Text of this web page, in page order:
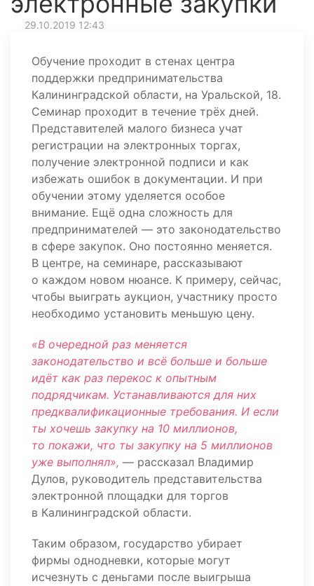
29.10.2019 12:43
Обучение проходит в стенах центра
поддержки предпринимательства
Калининградской области, на Уральской, 18.
Семинар проходит в течение трёх дней.
Представителей малого бизнеса учат
регистрации на электронных торгах,
получение электронной подписи и как
избежать ошибок в документации. И при
обучении этому уделяется особое
внимание. Ещё одна сложность для
предпринимателей — это законодательство
в сфере закупок. Оно постоянно меняется.
В центре, на семинаре, рассказывают
о каждом новом нюансе. К примеру, сейчас,
чтобы выиграть аукцион, участнику просто
необходимо установить меньшую цену.
«В очередной раз меняется
законодательство и всё больше и больше
идёт как раз перекос к опытным
подрядчикам. Устанавливаются для них
предквалификационные требования. И если
ты хочешь закупку на 10 миллионов,
то покажи, что ты закупку на 5 миллионов
уже выполнял», — рассказал Владимир
Дулов, руководитель представительства
электронной площадки для торгов
в Калининградской области.
Таким образом, государство убирает
фирмы однодневки, которые могут
исчезнуть с деньгами после выигрыша